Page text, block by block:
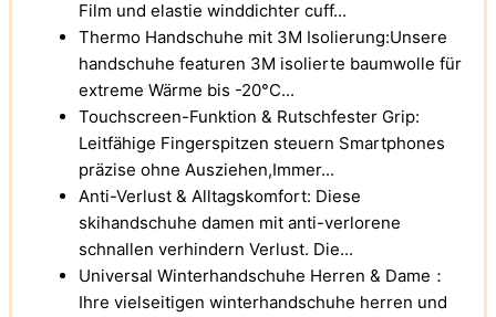
Film und elastie winddichter cuff...
Thermo Handschuhe mit 3M Isolierung:Unsere
handschuhe featuren 3M isolierte baumwolle für
extreme Wärme bis -20°C...
Touchscreen-Funktion & Rutschfester Grip:
Leitfähige Fingerspitzen steuern Smartphones
präzise ohne Ausziehen,Immer...
Anti-Verlust & Alltagskomfort: Diese
skihandschuhe damen mit anti-verlorene
schnallen verhindern Verlust. Die...
Universal Winterhandschuhe Herren & Dame：
Ihre vielseitigen winterhandschuhe herren und